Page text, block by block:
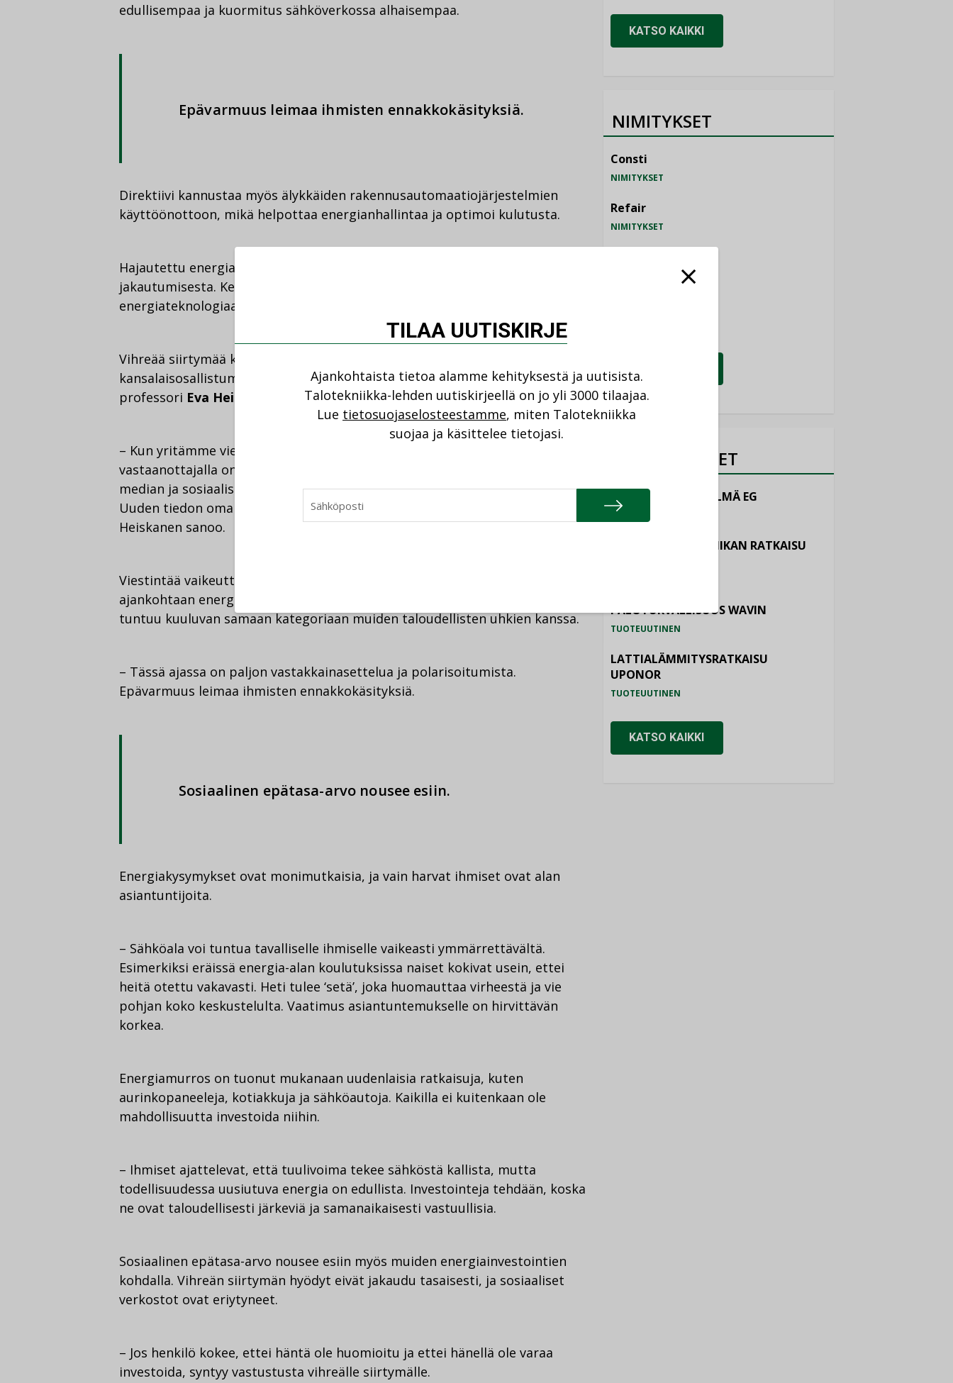
edullisempaa ja kuormitus sähköverkossa alhaisempaa.
Epävarmuus leimaa ihmisten ennakkokäsityksiä.
Direktiivi kannustaa myös älykkäiden rakennusautomaatiojärjestelmien
käyttöönottoon, mikä helpottaa energianhallintaa ja optimoi kulutusta.
Hajautettu energiantuotanto herättää kysymyksiä vallan ja omistuksen
jakautumisesta. Kenellä on varaa investoida tarvittavaan
energiateknologiaan?
Vihreää siirtymää koskeva viestintä sijoittuu laajempaan
kansalaisosallistumisen ekologiaan, sanoo Helsingin yliopiston
professori Eva Heiskanen
– Kun yritämme viestiä vihreästä siirtymästä faktojen avulla,
vastaanottajalla on jo usein ennakkokäsitys, joka on syntynyt pääasiassa
median ja sosiaalisen median kautta. Käsitys voi olla hyvinkin negatiivinen.
Uuden tiedon omaksuminen on vaikeaa, jos ennakkoluulot ovat vahvoja,
Heiskanen sanoo.
Viestintää vaikeuttaa se, että aiheen käsittely on ajoittunut samaan
ajankohtaan energiakriisin ja Ukrainan sodan kanssa. Monille vihreä siirtymä
tuntuu kuuluvan samaan kategoriaan muiden taloudellisten uhkien kanssa.
– Tässä ajassa on paljon vastakkainasettelua ja polarisoitumista.
Epävarmuus leimaa ihmisten ennakkokäsityksiä.
Sosiaalinen epätasa-arvo nousee esiin.
Energiakysymykset ovat monimutkaisia, ja vain harvat ihmiset ovat alan
asiantuntijoita.
– Sähköala voi tuntua tavalliselle ihmiselle vaikeasti ymmärrettävältä.
Esimerkiksi eräissä energia-alan koulutuksissa naiset kokivat usein, ettei
heitä otettu vakavasti. Heti tulee ‘setä’, joka huomauttaa virheestä ja vie
pohjan koko keskustelulta. Vaatimus asiantuntemukselle on hirvittävän
korkea.
Energiamurros on tuonut mukanaan uudenlaisia ratkaisuja, kuten
aurinkopaneeleja, kotiakkuja ja sähköautoja. Kaikilla ei kuitenkaan ole
mahdollisuutta investoida niihin.
– Ihmiset ajattelevat, että tuulivoima tekee sähköstä kallista, mutta
todellisuudessa uusiutuva energia on edullista. Investointeja tehdään, koska
ne ovat taloudellisesti järkeviä ja samanaikaisesti vastuullisia.
Sosiaalinen epätasa-arvo nousee esiin myös muiden energiainvestointien
kohdalla. Vihreän siirtymän hyödyt eivät jakaudu tasaisesti, ja sosiaaliset
verkostot ovat eriytyneet.
– Jos henkilö kokee, ettei häntä ole huomioitu ja ettei hänellä ole varaa
investoida, syntyy vastustusta vihreälle siirtymälle.
KATSO KAIKKI
NIMITYKSET
Consti
NIMITYKSET
Refair
NIMITYKSET
KATSO KAIKKI
TUOTEUUTISET
HALLINTAJÄRJESTELMÄ EG
TUOTEUUTINEN
ILMASTOINTITEKNIIKAN RATKAISU
PALOTURVALLISUUS WAVIN
TUOTEUUTINEN
LATTIALÄMMITYSRATKAISU
UPONOR
TUOTEUUTINEN
KATSO KAIKKI
TILAA UUTISKIRJE
Ajankohtaista tietoa alamme kehityksestä ja uutisista.
Talotekniikka-lehden uutiskirjeellä on jo yli 3000 tilaajaa.
Lue tietosuojaselosteestamme, miten Talotekniikka
suojaa ja käsittelee tietojasi.